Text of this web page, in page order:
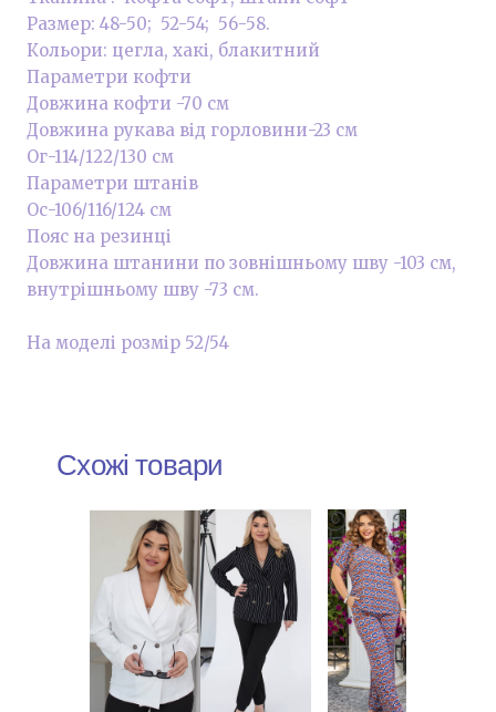
Размер: 48-50; 52-54; 56-58.
Кольори: цегла, хакі, блакитний
Параметри кофти
Довжина кофти -70 см
Довжина рукава від горловини-23 см
Ог-114/122/130 см
Параметри штанів
Ос-106/116/124 см
Пояс на резинці
Довжина штанини по зовнішньому шву -103 см,
внутрішньому шву -73 см.
На моделі розмір 52/54
Схожі товари